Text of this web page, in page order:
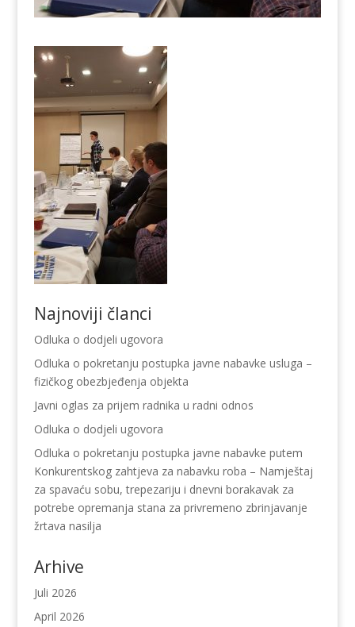
Najnoviji članci
Odluka o dodjeli ugovora
Odluka o pokretanju postupka javne nabavke usluga –
fizičkog obezbjeđenja objekta
Javni oglas za prijem radnika u radni odnos
Odluka o dodjeli ugovora
Odluka o pokretanju postupka javne nabavke putem
Konkurentskog zahtjeva za nabavku roba – Namještaj
za spavaću sobu, trepezariju i dnevni borakavak za
potrebe opremanja stana za privremeno zbrinjavanje
žrtava nasilja
Arhive
Juli 2026
April 2026